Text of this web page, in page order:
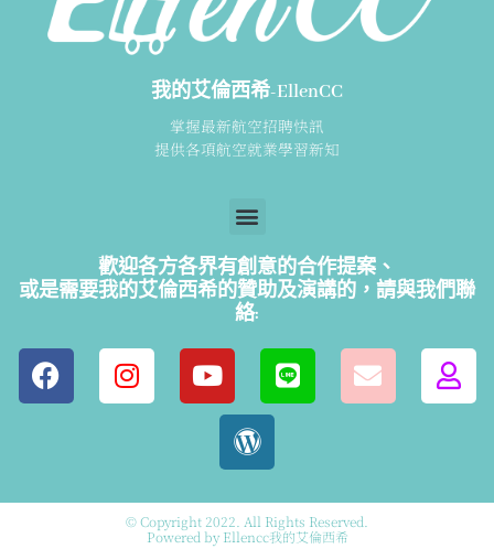
我的艾倫西希-EllenCC
掌握最新航空招聘快訊
提供各項航空就業學習新知
歡迎各方各界有創意的合作提案、
或是需要我的艾倫西希的贊助及演講的，請與我們聯
絡:
© Copyright 2022. All Rights Reserved.
Powered by Ellencc我的艾倫西希